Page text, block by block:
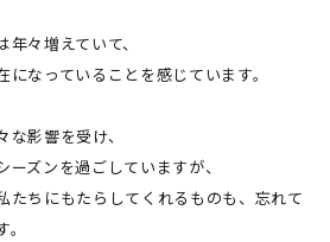
々増えていて、
なっていることを感じています。
影響を受け、
ズンを過ごしていますが、
たちにもたらしてくれるものも、忘れて